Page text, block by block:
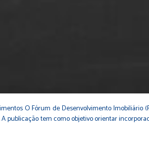
O Fórum de Desenvolvimento Imobiliário
publicação tem como objetivo orientar